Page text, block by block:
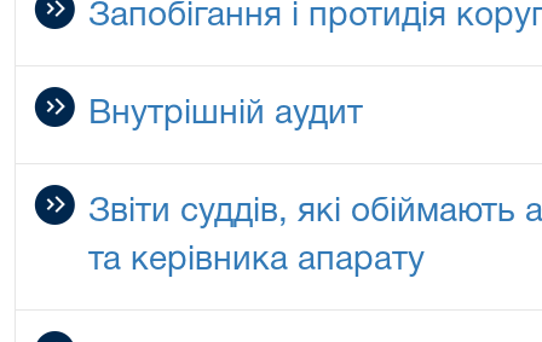
Запобігання і протидія
Внутрішній аудит
Звіти суддів, які обіймають
та керівника апарату